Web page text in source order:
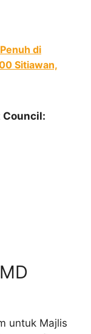
di
Sitiawan,
Council: